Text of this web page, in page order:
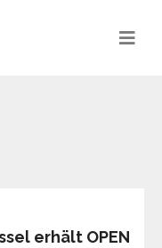
erhält OPEN